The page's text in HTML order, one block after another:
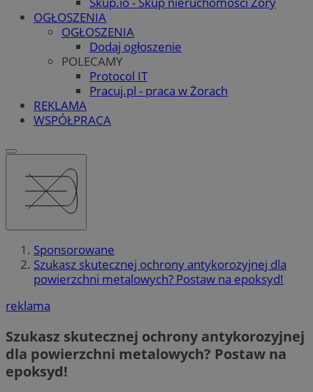
OGŁOSZENIA
OGŁOSZENIA
Dodaj ogłoszenie
POLECAMY
Protocol IT
Pracuj.pl - praca w Żorach
REKLAMA
WSPÓŁPRACA
Sponsorowane
Szukasz skutecznej ochrony antykorozyjnej dla
powierzchni metalowych? Postaw na epoksyd!
reklama
Szukasz skutecznej ochrony antykorozyjnej
dla powierzchni metalowych? Postaw na
epoksyd!